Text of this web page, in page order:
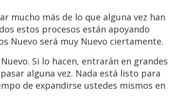
mucho más de lo que alguna vez han
estos procesos están apoyando
Nuevo será muy Nuevo ciertamente.
Si lo hacen, entrarán en grandes
alguna vez. Nada está listo para
de expandirse ustedes mismos en